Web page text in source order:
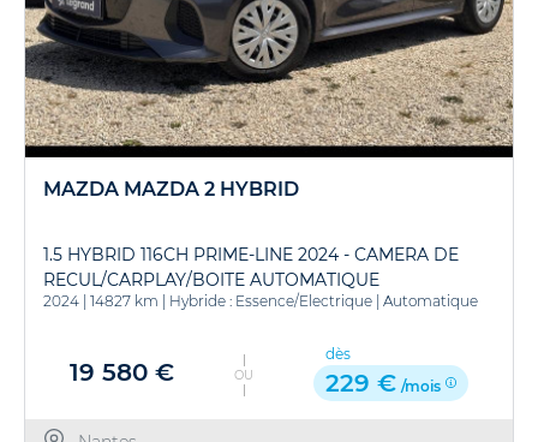
MAZDA MAZDA 2 HYBRID
1.5 HYBRID 116CH PRIME-LINE 2024 - CAMERA DE
RECUL/CARPLAY/BOITE AUTOMATIQUE
2024 14827 km Hybride : Essence/Electrique Automatique
19 580 € OU
dès
229 € /mois